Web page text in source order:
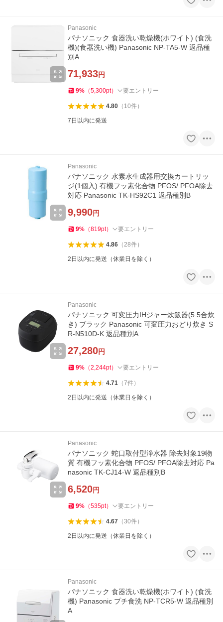
Panasonic
パナソニック 食器洗い乾燥機(ホワイト) (食洗
機)(食器洗い機) Panasonic NP-TA5-W 返品種
別A
71,933円
9% （5,300pt） 要エントリー
4.80（ 10件）
7日以内に発送
Panasonic
パナソニック 水素水生成器用交換カートリッ
ジ(1個入) 有機フッ素化合物 PFOS/ PFOA除去
対応 Panasonic TK-HS92C1 返品種別B
9,990円
9% （819pt） 要エントリー
4.86（28件）
2日以内に発送（休業日を除く）
Panasonic
パナソニック 可変圧力IHジャー炊飯器(5.5合炊
き) ブラック Panasonic 可変圧力おどり炊き S
R-N510D-K 返品種別A
27,280円
9% （2,244pt） 要エントリー
4.71（7件）
2日以内に発送（休業日を除く）
Panasonic
パナソニック 蛇口取付型浄水器 除去対象19物
質 有機フッ素化合物 PFOS/ PFOA除去対応 Pa
nasonic TK-CJ14-W 返品種別B
6,520円
9% （535pt） 要エントリー
4.67（30件）
2日以内に発送（休業日を除く）
Panasonic
パナソニック 食器洗い乾燥機(ホワイト) (食洗
機) Panasonic プチ食洗 NP-TCR5-W 返品種別
A